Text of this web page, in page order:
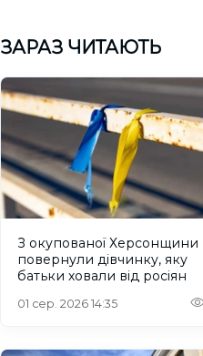
ЗАРАЗ ЧИТАЮТЬ
З окупованої Херсонщини
повернули дівчинку, яку
батьки ховали від росіян
01 сер. 2026 14:35